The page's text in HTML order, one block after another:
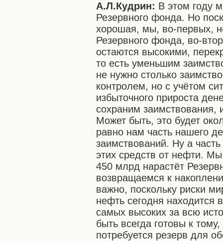
А.Л.Кудрин: В этом году
Резервного фонда. Но
хорошая, мы, во-первых,
Резервного фонда, во-
остаются высокими,
то есть уменьшим
не нужно столько
контролем, но с учётом
избыточного прироста
сохраним заимствования,
Может быть, это будет
равно нам часть нашего
заимствований. Ну а
этих средств от нефти.
450 млрд нарастёт
возвращаемся к
важно, поскольку риски
нефть сегодня находится
самых высоких за всю
быть всегда готовы к
потребуется резерв для